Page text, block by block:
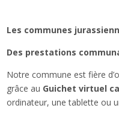
Les communes
Des prestations
Notre commune est fière
grâce au Guichet virtuel
ordinateur, une tablette ou